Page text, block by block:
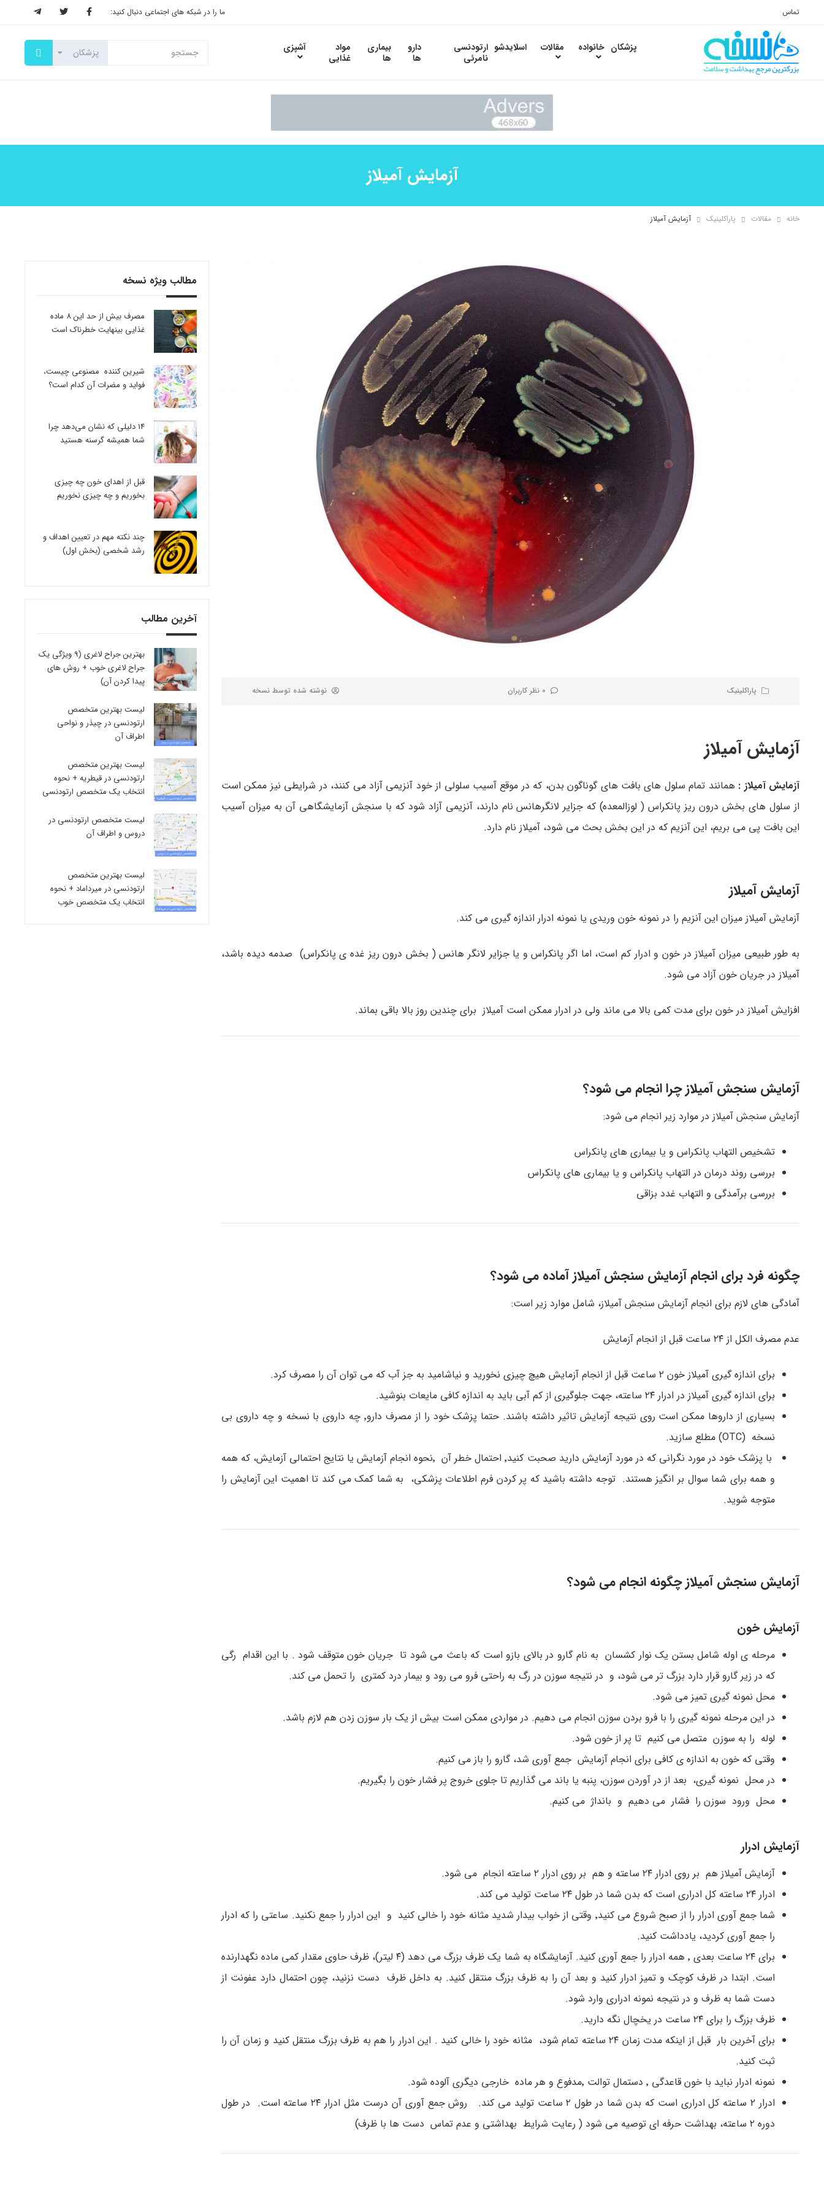
تماس ما را در شبکه های اجتماعی دنبال کنید:
پزشکان خانواده مقالات اسلایدشو ارتودنسی
نامرئی
دارو
ها
بیماری
ها
مواد
غذایی
آشپزی
آزمایش آمیلاز
خانه مقالات پاراکلینیک آزمایش آمیلاز
پاراکلینیک 0 نظر کاربران نوشته شده توسط نسخه
آزمایش آمیلاز
آزمایش آمیلاز : همانند تمام سلول های بافت های گوناگون بدن، که در موقع آسیب سلولی از خود آنزیمی آزاد می کنند، در شرایطی نیز ممکن است
از سلول های بخش درون ریز پانکراس ( لوزالمعده) که جزایر لانگرهانس نام دارند، آنزیمی آزاد شود که با سنجش آزمایشگاهی آن به میزان آسیب
این بافت پی می بریم، این آنزیم که در این بخش بحث می شود، آمیلاز نام دارد.
آزمایش آمیلاز
آزمایش آمیلاز میزان این آنزیم را در نمونه خون وریدی یا نمونه ادرار اندازه گیری می کند.
به طور طبیعی میزان آمیلاز در خون و ادرار کم است، اما اگر پانکراس و یا جزایر لانگر هانس ( بخش درون ریز غده ی پانکراس) صدمه دیده باشد،
آمیلاز در جریان خون آزاد می شود.
افزایش آمیلاز در خون برای مدت کمی بالا می ماند ولی در ادرار ممکن است آمیلاز برای چندین روز بالا باقی بماند.
آزمایش سنجش آمیلاز چرا انجام می شود؟
آزمایش سنجش آمیلاز در موارد زیر انجام می شود:
تشخیص التهاب پانکراس و یا بیماری های پانکراس
بررسی روند درمان در التهاب پانکراس و یا بیماری های پانکراس
بررسی برآمدگی و التهاب غدد بزاقی
چگونه فرد برای انجام آزمایش سنجش آمیلاز آماده می شود؟
آمادگی های لازم برای انجام آزمایش سنجش آمیلاز، شامل موارد زیر است:
عدم مصرف الکل از ۲۴ ساعت قبل از انجام آزمایش
برای اندازه گیری آمیلاز خون ۲ ساعت قبل از انجام آزمایش هیچ چیزی نخورید و نیاشامید به جز آب که می توان آن را مصرف کرد.
برای اندازه گیری آمیلاز در ادرار ۲۴ ساعته، جهت جلوگیری از کم آبی باید به اندازه کافی مایعات بنوشید.
بسیاری از داروها ممکن است روی نتیجه آزمایش تاثیر داشته باشند. حتما پزشک خود را از مصرف دارو٬ چه داروی با نسخه و چه داروی بی
نسخه (OTC) مطلع سازید.
با پزشک خود در مورد نگرانی که در مورد آزمایش دارید صحبت کنید٬ احتمال خطر آن ٬نحوه انجام آزمایش یا نتایج احتمالی آزمایش، که همه
و همه برای شما سوال بر انگیز هستند. توجه داشته باشید که پر کردن فرم اطلاعات پزشکی، به شما کمک می کند تا اهمیت این آزمایش را
متوجه شوید.
آزمایش سنجش آمیلاز چگونه انجام می شود؟
آزمایش خون
مرحله ی اوله شامل بستن یک نوار کشسان به نام گارو در بالای بازو است که باعث می شود تا جریان خون متوقف شود . با این اقدام رگی
که در زیر گارو قرار دارد بزرگ تر می شود، و در نتیجه سوزن در رگ به راحتی فرو می رود و بیمار درد کمتری را تحمل می کند.
محل نمونه گیری تمیز می شود.
در این مرحله نمونه گیری را با فرو بردن سوزن انجام می دهیم. در مواردی ممکن است بیش از یک بار سوزن زدن هم لازم باشد.
لوله را به سوزن متصل می کنیم تا پر از خون شود.
وقتی که خون به اندازه ی کافی برای انجام آزمایش جمع آوری شد، گارو را باز می کنیم.
در محل نمونه گیری، بعد از در آوردن سوزن، پنبه یا باند می گذاریم تا جلوی خروج پر فشار خون را بگیریم.
محل ورود سوزن را فشار می دهیم و بانداژ می کنیم.
آزمایش ادرار
آزمایش آمیلاز هم بر روی ادرار ۲۴ ساعته و هم بر روی ادرار ۲ ساعته انجام می شود.
ادرار ۲۴ ساعته کل ادراری است که بدن شما در طول ۲۴ ساعت تولید می کند.
شما جمع آوری ادرار را از صبح شروع می کنید٬ وقتی از خواب بیدار شدید مثانه خود را خالی کنید و این ادرار را جمع نکنید. ساعتی را که ادرار
را جمع آوری کردید، یادداشت کنید.
برای ۲۴ ساعت بعدی ٬ همه ادرار را جمع آوری کنید. آزمایشگاه به شما یک ظرف بزرگ می دهد (۴ لیتر)، ظرف حاوی مقدار کمی ماده نگهدارنده
است. ابتدا در ظرف کوچک و تمیز ادرار کنید و بعد آن را به ظرف بزرگ منتقل کنید. به داخل ظرف دست نزنید، چون احتمال دارد عفونت از
دست شما به ظرف و در نتیجه نمونه ادراری وارد شود.
ظرف بزرگ را برای ۲۴ ساعت در یخچال نگه دارید.
برای آخرین بار قبل از اینکه مدت زمان ۲۴ ساعته تمام شود، مثانه خود را خالی کنید . این ادرار را هم به ظرف بزرگ منتقل کنید و زمان آن را
ثبت کنید.
نمونه ادرار نباید با خون قاعدگی ٬ دستمال توالت ٬مدفوع و هر ماده خارجی دیگری آلوده شود.
ادرار ۲ ساعته کل ادراری است که بدن شما در طول ۲ ساعت تولید می کند. روش جمع آوری آن درست مثل ادرار ۲۴ ساعته است. در طول
دوره ۲ ساعته، بهداشت حرفه ای توصیه می شود ( رعایت شرایط بهداشتی و عدم تماس دست ها با ظرف)
مطالب ویژه نسخه
مصرف بیش از حد این 8 ماده
غذایی بینهایت خطرناک است
شیرین کننده مصنوعی چیست،
فواید و مضرات آن کدام است؟
14 دلیلی که نشان می‌دهد چرا
شما همیشه گرسنه هستید
قبل از اهدای خون چه چیزی
بخوریم و چه چیزی نخوریم
چند نکته مهم در تعیین اهداف و
رشد شخصی (بخش اول)
آخرین مطالب
بهترین جراح لاغری (9 ویژگی یک
جراح لاغری خوب + روش های
پیدا کردن آن)
لیست بهترین متخصص
ارتودنسی در چیذر و نواحی
اطراف آن
لیست بهترین متخصص
ارتودنسی در قیطریه + نحوه
انتخاب یک متخصص ارتودنسی
لیست متخصص ارتودنسی در
دروس و اطراف آن
لیست بهترین متخصص
ارتودنسی در میرداماد + نحوه
انتخاب یک متخصص خوب